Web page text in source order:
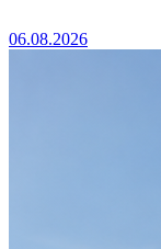
06.08.2026